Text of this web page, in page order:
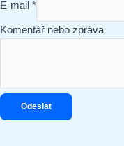
mail
E-mail *
Komentář nebo zpráva
Odeslat